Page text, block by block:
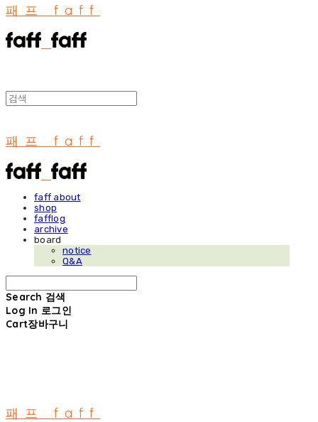
패프 faff
패프 faff
faff about
shop
fafflog
archive
board
notice
Q&A
Search 검색
Log In 로그인
Cart장바구니
패프 faff